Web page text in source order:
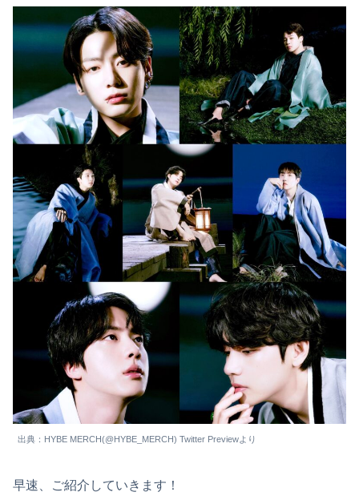
出典：HYBE MERCH(@HYBE_MERCH) Twitter Previewより
早速、ご紹介していきます！